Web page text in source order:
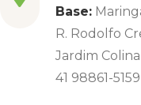
Base:
R. Rodolfo
Jardim
41 98861-